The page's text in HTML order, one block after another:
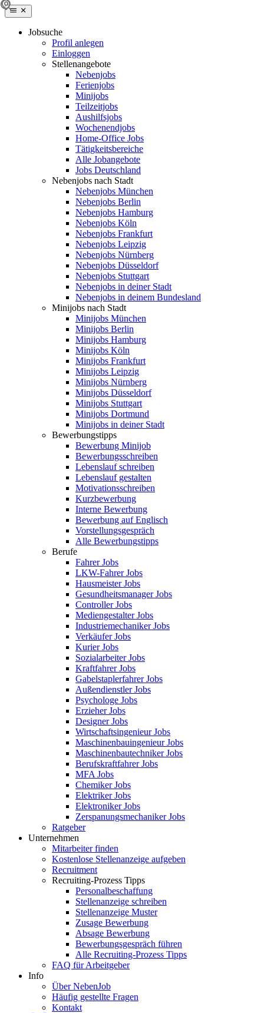
Jobsuche
Profil anlegen
Einloggen
Stellenangebote
Nebenjobs
Ferienjobs
Minijobs
Teilzeitjobs
Aushilfsjobs
Wochenendjobs
Home-Office Jobs
Tätigkeitsbereiche
Alle Jobangebote
Jobs Deutschland
Nebenjobs nach Stadt
Nebenjobs München
Nebenjobs Berlin
Nebenjobs Hamburg
Nebenjobs Köln
Nebenjobs Frankfurt
Nebenjobs Leipzig
Nebenjobs Nürnberg
Nebenjobs Düsseldorf
Nebenjobs Stuttgart
Nebenjobs in deiner Stadt
Nebenjobs in deinem Bundesland
Minijobs nach Stadt
Minijobs München
Minijobs Berlin
Minijobs Hamburg
Minijobs Köln
Minijobs Frankfurt
Minijobs Leipzig
Minijobs Nürnberg
Minijobs Düsseldorf
Minijobs Stuttgart
Minijobs Dortmund
Minijobs in deiner Stadt
Bewerbungstipps
Bewerbung Minijob
Bewerbungsschreiben
Lebenslauf schreiben
Lebenslauf gestalten
Motivationsschreiben
Kurzbewerbung
Interne Bewerbung
Bewerbung auf Englisch
Vorstellungsgespräch
Alle Bewerbungstipps
Berufe
Fahrer Jobs
LKW-Fahrer Jobs
Hausmeister Jobs
Gesundheitsmanager Jobs
Controller Jobs
Mediengestalter Jobs
Industriemechaniker Jobs
Verkäufer Jobs
Kurier Jobs
Sozialarbeiter Jobs
Kraftfahrer Jobs
Gabelstaplerfahrer Jobs
Außendienstler Jobs
Psychologe Jobs
Erzieher Jobs
Designer Jobs
Wirtschaftsingenieur Jobs
Maschinenbauingenieur Jobs
Maschinenbautechniker Jobs
Berufskraftfahrer Jobs
MFA Jobs
Chemiker Jobs
Elektriker Jobs
Elektroniker Jobs
Zerspanungsmechaniker Jobs
Ratgeber
Unternehmen
Mitarbeiter finden
Kostenlose Stellenanzeige aufgeben
Recruitment
Recruiting-Prozess Tipps
Personalbeschaffung
Stellenanzeige schreiben
Stellenanzeige Muster
Zusage Bewerbung
Absage Bewerbung
Bewerbungsgespräch führen
Alle Recruiting-Prozess Tipps
FAQ für Arbeitgeber
Info
Über NebenJob
Häufig gestellte Fragen
Kontakt